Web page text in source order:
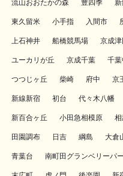
流山おおたかの森 豊四季
東久留米 小手指 入間市
上石神井 船橋競馬場 京成津
ユーカリが丘 京成千葉 千
つつじヶ丘 柴崎 府中 京
新線新宿 初台 代々木八幡
新百合ヶ丘 小田急相模原
田園調布 日吉 綱島 大倉
青葉台 南町田グランベリーパ